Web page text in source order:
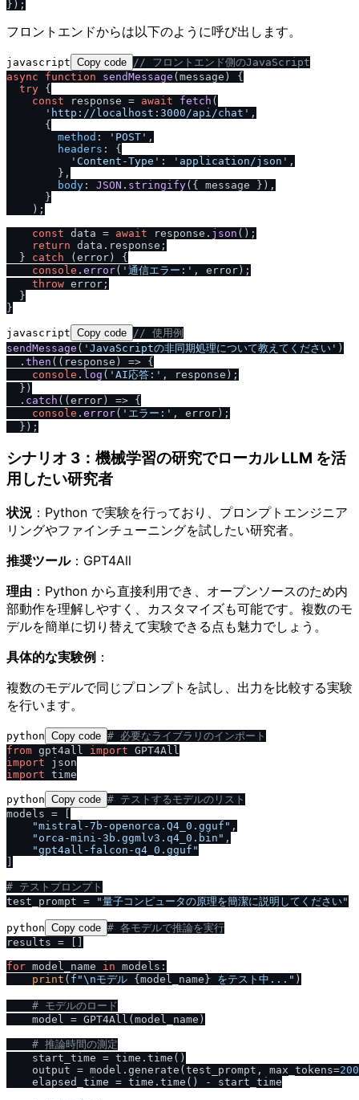
フロントエンドからは以下のように呼び出します。
javascript Copy code // フロントエンド側のJavaScript
async
function sendMessage ( message ) {
try {
const response = await fetch (
'http: // localhost:3000/api/chat' ,
      {
method : 'POST' ,
headers : {
'Content-Type' : 'application/json' ,
        },
body : JSON . stringify({ message }),
      }
    );
const data = await response. json ();
return data. response ;
  }
catch (error) {
console . error( '通信エラー:' , error);
throw error;
  }
javascript Copy code // 使用例
sendMessage ( 'JavaScriptの非同期処理について教えてください' )
  .
then ( ( response ) => {
console . log ( 'AI応答:' , response);
  })
  .
catch ( ( error ) => {
console . error( 'エラー:' , error);
シナリオ 3：機械学習の研究でローカル LLM を活
用したい研究者
状況 ：Python で実験を行っており、プロンプトエンジニア
リングやファインチューニングを試したい研究者。
推奨ツール：GPT4All
理由 ：Python から直接利用でき、オープンソースのため内
部動作を理解しやすく、カスタマイズも可能です。複数のモ
デルを簡単に切り替えて実験できる点も魅力でしょう。
具体的な実験例 ：
複数のモデルで同じプロンプトを試し、出力を比較する実験
を行います。
python Copy code # 必要なライブラリのインポート
from gpt4all import
import
import
python Copy code # テストするモデルのリスト
models = [
"mistral-7b-openorca.Q4_0.gguf" ,
"orca-mini-3b.ggmlv3.q4_0.bin" ,
"gpt4all-falcon-q4_0.gguf"
# テストプロンプト
test_prompt =
"量子コンピュータの原理を簡潔に説明してください"
python Copy code # 各モデルで推論を実行
results = []
for model_name in models:
print ( f"\nモデル {model_name} をテスト中..." )
# モデルのロード
    model = GPT4All(model_name)
# 推論時間の測定
    start_time = time.time()
    output = model.generate(test_prompt, max_tokens=
200
    elapsed_time = time.time() - start_time